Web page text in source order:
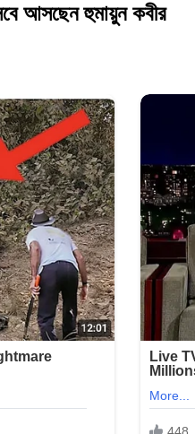
আসছেন হুমায়ুন কবীর